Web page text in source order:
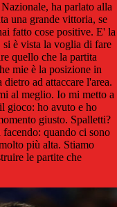
ha parlato alla
una grande vittoria, se
fatto cose positive. E' la
si è vista la voglia di fare
quello che la partita
mie è la posizione in
ad attaccare l'area.
al meglio. Io mi metto a
gioco: ho avuto e ho
giusto. Spalletti?
quando ci sono
più alta. Stiamo
le partite che